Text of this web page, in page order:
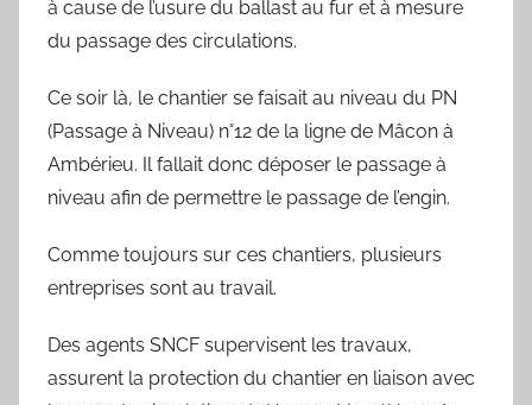
r
à cause de l’usure du ballast au fur et à mesure
du passage des circulations.
Ce soir là, le chantier se faisait au niveau du PN
(Passage à Niveau) n°12 de la ligne de Mâcon à
Ambérieu. Il fallait donc déposer le passage à
niveau afin de permettre le passage de l’engin.
Comme toujours sur ces chantiers, plusieurs
entreprises sont au travail.
Des agents SNCF supervisent les travaux,
assurent la protection du chantier en liaison avec